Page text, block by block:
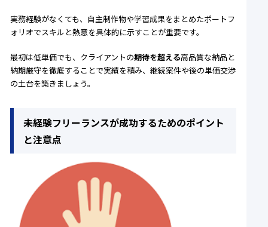
実務経験がなくても、自主制作物や学習成果をまとめたポートフ
ォリオでスキルと熱意を具体的に示すことが重要です。
最初は低単価でも、クライアントの期待を超える高品質な納品と
納期厳守を徹底することで実績を積み、継続案件や後の単価交渉
の土台を築きましょう。
未経験フリーランスが成功するためのポイント
と注意点